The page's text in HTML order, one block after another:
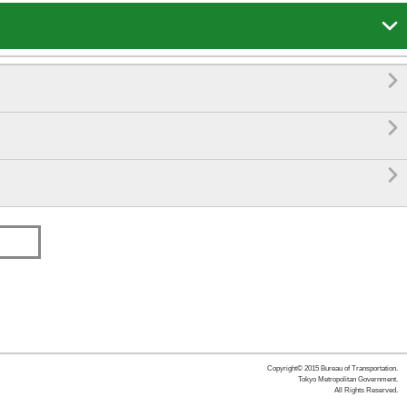




Copyright© 2015 Bureau of Transportation.
Tokyo Metropolitan Government.
All Rights Reserved.